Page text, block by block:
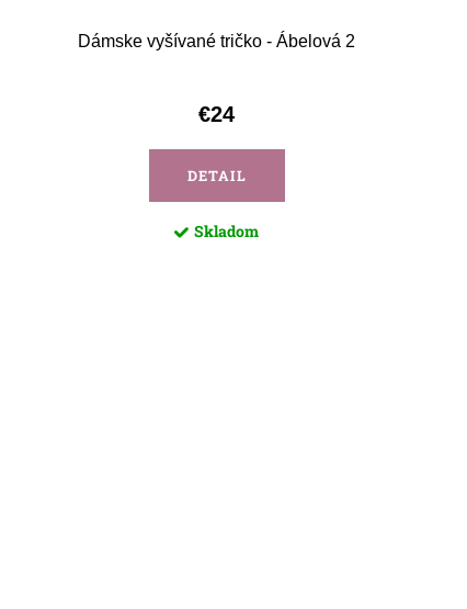
Dámske vyšívané tričko - Ábelová 2
€24
DETAIL
Skladom